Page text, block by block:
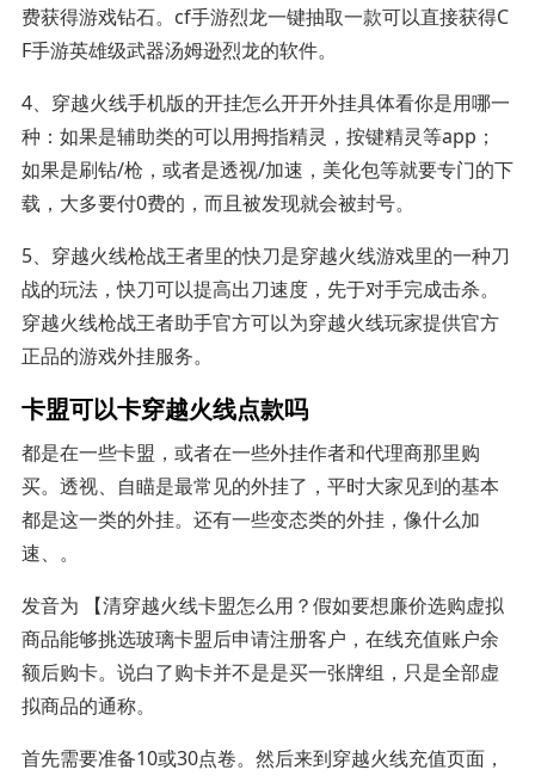
费获得游戏钻石。cf手游烈龙一键抽取一款可以直接获得C
F手游英雄级武器汤姆逊烈龙的软件。
4、穿越火线手机版的开挂怎么开开外挂具体看你是用哪一
种：如果是辅助类的可以用拇指精灵，按键精灵等app；
如果是刷钻/枪，或者是透视/加速，美化包等就要专门的下
载，大多要付0费的，而且被发现就会被封号。
5、穿越火线枪战王者里的快刀是穿越火线游戏里的一种刀
战的玩法，快刀可以提高出刀速度，先于对手完成击杀。
穿越火线枪战王者助手官方可以为穿越火线玩家提供官方
正品的游戏外挂服务。
卡盟可以卡穿越火线点款吗
都是在一些卡盟，或者在一些外挂作者和代理商那里购
买。透视、自瞄是最常见的外挂了，平时大家见到的基本
都是这一类的外挂。还有一些变态类的外挂，像什么加
速、。
发音为 【清穿越火线卡盟怎么用？假如要想廉价选购虚拟
商品能够挑选玻璃卡盟后申请注册客户，在线充值账户余
额后购卡。说白了购卡并不是是买一张牌组，只是全部虚
拟商品的通称。
首先需要准备10或30点卷。然后来到穿越火线充值页面，